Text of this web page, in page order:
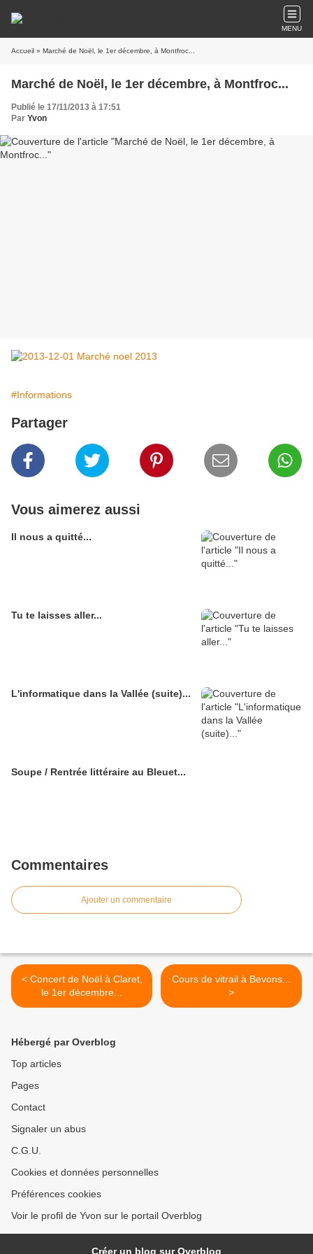
MENU
Accueil » Marché de Noël, le 1er décembre, à Montfroc...
Marché de Noël, le 1er décembre, à Montfroc...
Publié le 17/11/2013 à 17:51
Par Yvon
#Informations
Partager
Vous aimerez aussi
Il nous a quitté...
Tu te laisses aller...
L'informatique dans la Vallée (suite)...
Soupe / Rentrée littéraire au Bleuet...
Commentaires
Ajouter un commentaire
< Concert de Noël à Claret,
le 1er décembre...
Cours de vitrail à Bevons...
>
Hébergé par Overblog
Top articles
Pages
Contact
Signaler un abus
C.G.U.
Cookies et données personnelles
Préférences cookies
Voir le profil de Yvon sur le portail Overblog
Créer un blog sur Overblog